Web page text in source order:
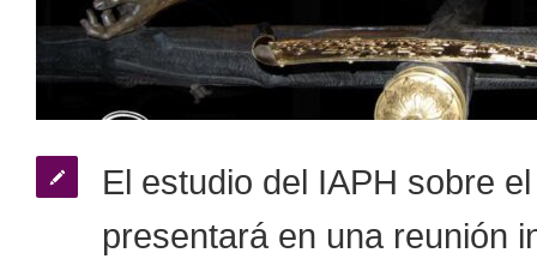
El estudio del IAPH sobre
presentará en una reunión